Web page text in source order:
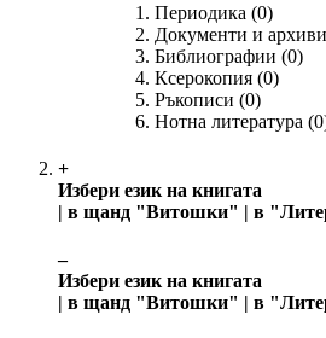
Периодика (0)
Документи и архиви
Библиографии (0)
Ксерокопия (0)
Ръкописи (0)
Нотна литература
+
Избери език на книгата
| в щанд "Витошки" | в
‒
Избери език на книгата
| в щанд "Витошки" | в